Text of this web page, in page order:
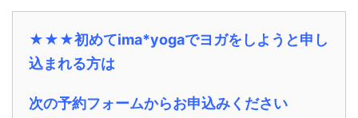
★★★初めてima*yogaでヨガをしようと申し
込まれる方は
次の予約フォームからお申込みください